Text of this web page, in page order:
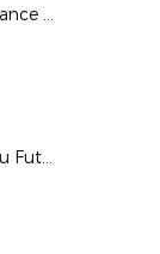
Futsal : retour sur la naissance du Nantes Métropole Futsal (D1)
Futsal : à la découverte du Futsal Club Sucéen (Sucé sur Erdre)